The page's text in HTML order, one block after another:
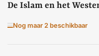
De Islam en het
Nog maar 2 beschikbaar